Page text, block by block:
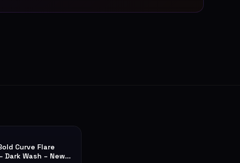
Curve Flare
Dark Wash – New